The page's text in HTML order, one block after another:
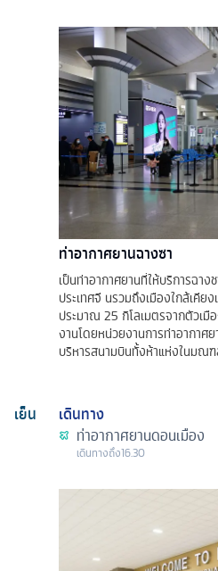
ท่าอากาศยานฉางซา
เป็นท่าอากาศยานที่ให้บริการฉา
ประเทศจี นรวมถึงเมืองใกล้เคีย
ประมาณ 25 กิโลเมตรจากตัวเมื
งานโดยหน่วยงานการท่าอากาศ
บริหารสนามบินทั้งห้าแห่งในมณ
เย็น
เดินทาง
ท่าอากาศยานดอนเมือง
เดินทางถึง16.30